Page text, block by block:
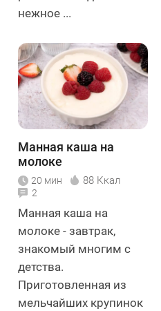
нежное ...
Манная каша на
молоке
20 мин 88 Ккал
2
Манная каша на
молоке - завтрак,
знакомый многим с
детства.
Приготовленная из
мельчайших крупинок